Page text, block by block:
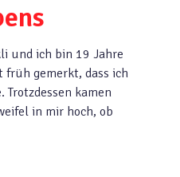
und ich bin 19 Jahre
früh gemerkt, dass ich
Trotzdessen kamen
in mir hoch, ob